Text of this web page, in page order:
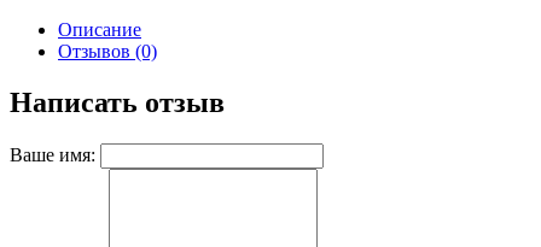
Описание
Отзывов (0)
Написать отзыв
Ваше имя: